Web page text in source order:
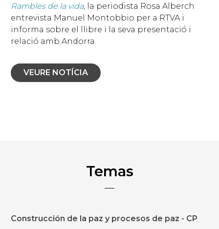
Rambles de la vida, la periodista Rosa Alberch
entrevista Manuel Montobbio per a RTVA i
informa sobre el llibre i la seva presentació i
relació amb Andorra.
VEURE NOTÍCIA
Temas
Construcción de la paz y procesos de paz - CP